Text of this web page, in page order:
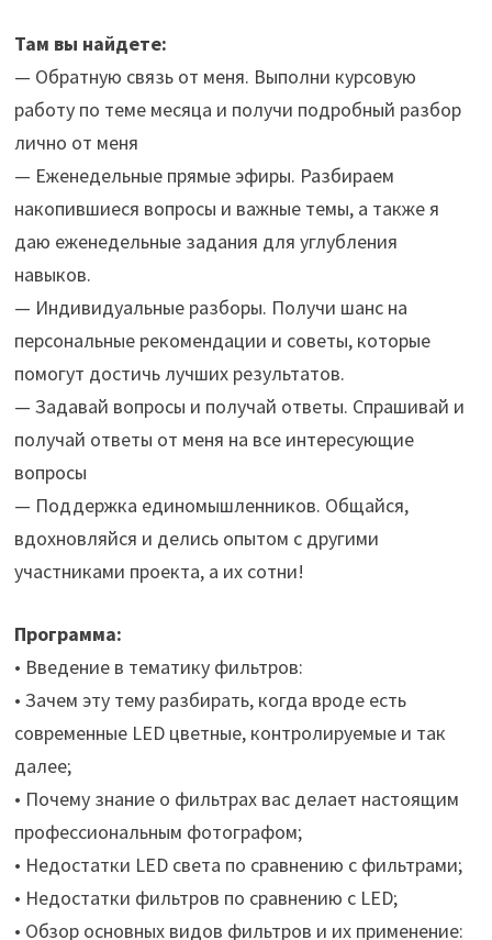
Там вы найдете:
— Обратную связь от меня. Выполни курсовую
работу по теме месяца и получи подробный разбор
лично от меня
— Еженедельные прямые эфиры. Разбираем
накопившиеся вопросы и важные темы, а также я
даю еженедельные задания для углубления
навыков.
— Индивидуальные разборы. Получи шанс на
персональные рекомендации и советы, которые
помогут достичь лучших результатов.
— Задавай вопросы и получай ответы. Спрашивай и
получай ответы от меня на все интересующие
вопросы
— Поддержка единомышленников. Общайся,
вдохновляйся и делись опытом с другими
участниками проекта, а их сотни!
Программа:
• Введение в тематику фильтров:
• Зачем эту тему разбирать, когда вроде есть
современные LED цветные, контролируемые и так
далее;
• Почему знание о фильтрах вас делает настоящим
профессиональным фотографом;
• Недостатки LED света по сравнению с фильтрами;
• Недостатки фильтров по сравнению с LED;
• Обзор основных видов фильтров и их применение: